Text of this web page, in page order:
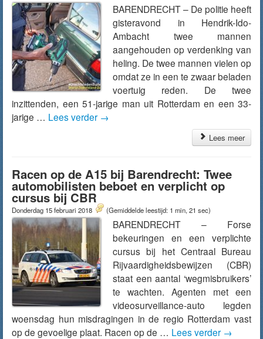
BARENDRECHT – De politie heeft
gisteravond in Hendrik-Ido-
Ambacht twee mannen
aangehouden op verdenking van
heling. De twee mannen vielen op
omdat ze in een te zwaar beladen
voertuig reden. De twee
inzittenden, een 51-jarige man uit Rotterdam en een 33-
jarige … Lees verder →
Lees meer
Racen op de A15 bij Barendrecht: Twee
automobilisten beboet en verplicht op
cursus bij CBR
Donderdag 15 februari 2018 (Gemiddelde leestijd: 1 min, 21 sec)
BARENDRECHT – Forse
bekeuringen en een verplichte
cursus bij het Centraal Bureau
Rijvaardigheidsbewijzen (CBR)
staat een aantal ‘wegmisbruikers’
te wachten. Agenten met een
videosurveillance-auto legden
woensdag hun misdragingen in de regio Rotterdam vast
op de gevoelige plaat. Racen op de … Lees verder →